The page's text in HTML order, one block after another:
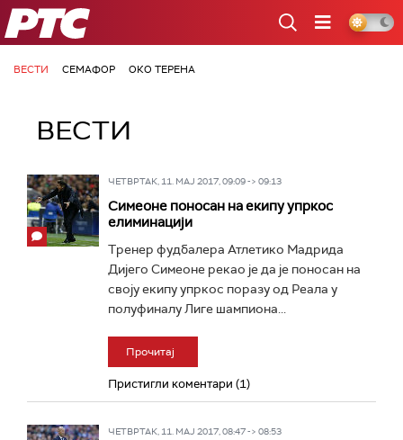
РТС
ВЕСТИ СЕМАФОР ОКО ТЕРЕНА
ВЕСТИ
ЧЕТВРТАК, 11. МАЈ 2017, 09:09 -> 09:13
Симеоне поносан на екипу упркос
елиминацији
Тренер фудбалера Атлетико Мадрида
Дијего Симеоне рекао је да је поносан на
своју екипу упркос поразу од Реала у
полуфиналу Лиге шампиона...
Прочитај
Пристигли коментари (1)
ЧЕТВРТАК, 11. МАЈ 2017, 08:47 -> 08:53